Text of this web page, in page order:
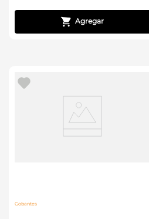
Gobantes